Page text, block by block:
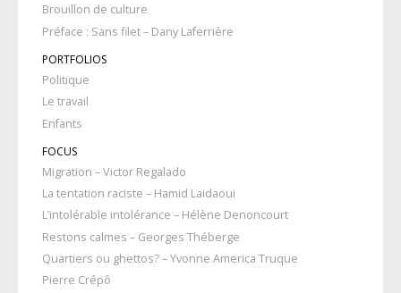
Brouillon de culture
Préface : Sans filet – Dany Laferrière
PORTFOLIOS
Politique
Le travail
Enfants
FOCUS
Migration – Victor Regalado
La tentation raciste – Hamid Laidaoui
L’intolérable intolérance – Hélène Denoncourt
Restons calmes – Georges Théberge
Quartiers ou ghettos? – Yvonne America Truque
Pierre Crépô